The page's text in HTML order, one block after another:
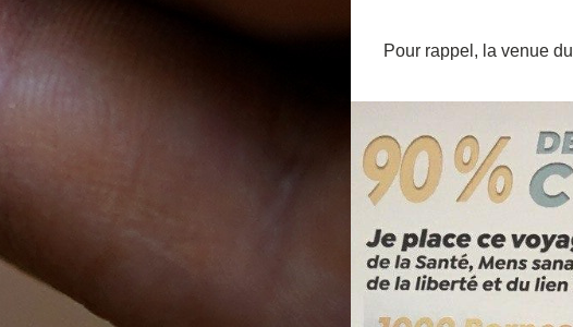
Pour rappel, la venue du